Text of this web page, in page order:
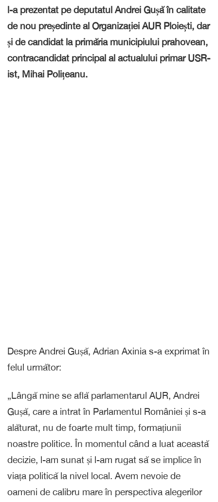
l-a prezentat pe deputatul Andrei Gușă în calitate
de nou președinte al Organizației AUR Ploiești, dar
și de candidat la primăria municipiului prahovean,
contracandidat principal al actualului primar USR-
ist, Mihai Polițeanu.
Despre Andrei Gușă, Adrian Axinia s-a exprimat în
felul următor:
„Lângă mine se află parlamentarul AUR, Andrei
Gușă, care a intrat în Parlamentul României și s-a
alăturat, nu de foarte mult timp, formațiunii
noastre politice. În momentul când a luat această
decizie, l-am sunat și l-am rugat să se implice în
viața politică la nivel local. Avem nevoie de
oameni de calibru mare în perspectiva alegerilor